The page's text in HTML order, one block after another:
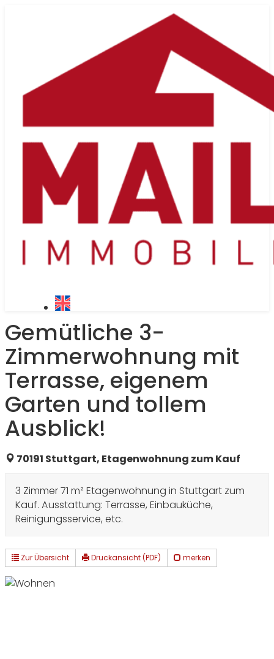
Gemütliche 3-
Zimmerwohnung mit
Terrasse, eigenem
Garten und tollem
Ausblick!
70191 Stuttgart, Etagenwohnung zum Kauf
3 Zimmer 71 m² Etagenwohnung in Stuttgart zum
Kauf. Ausstattung: Terrasse, Einbauküche,
Reinigungsservice, etc.
Zur Übersicht Druckansicht (PDF) merken